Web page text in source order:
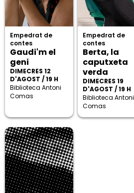
Empedrat de
contes
Gaudi'm el
geni
DIMECRES 12
D'AGOST / 19 H
Biblioteca Antoni
Comas
Empedrat de
contes
Berta, la
caputxeta
verda
DIMECRES 19
D'AGOST / 19 H
Biblioteca Antoni
Comas